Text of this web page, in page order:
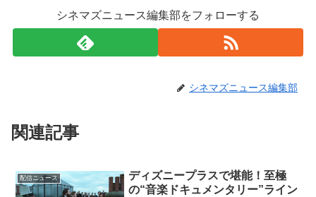
シネマズニュース編集部をフォローする
シネマズニュース編集部
関連記事
配信ニュース
ディズニープラスで堪能！至極
の“音楽ドキュメンタリー”ライン